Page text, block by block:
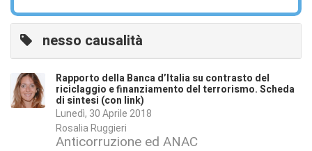
nesso causalità
Rapporto della Banca d’Italia su contrasto del
riciclaggio e finanziamento del terrorismo. Scheda
di sintesi (con link)
Lunedì, 30 Aprile 2018
Rosalia Ruggieri
Anticorruzione ed ANAC